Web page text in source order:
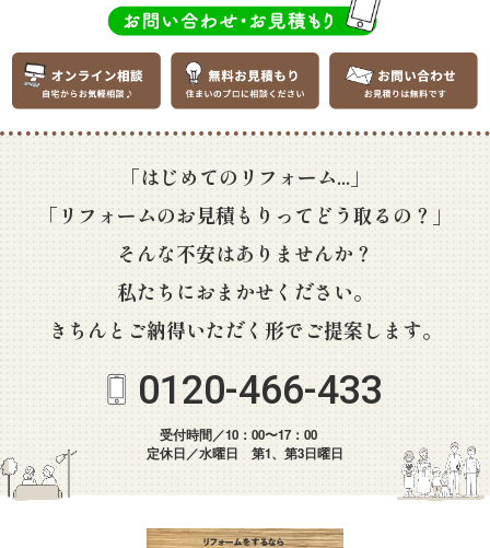
「はじめてのリフォーム...」
「リフォームのお見積もりってどう取るの？」
そんな不安はありませんか？
私たちにおまかせください。
きちんとご納得いただく形でご提案します。
0120-466-433
受付時間／10：00〜17：00
定休日／水曜日 第1、第3日曜日